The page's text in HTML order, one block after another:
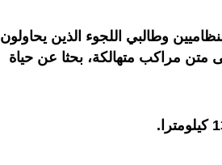
وطالبي اللجوء الذين يحاولون
متن مراكب متهالكة، بحثا عن حياة